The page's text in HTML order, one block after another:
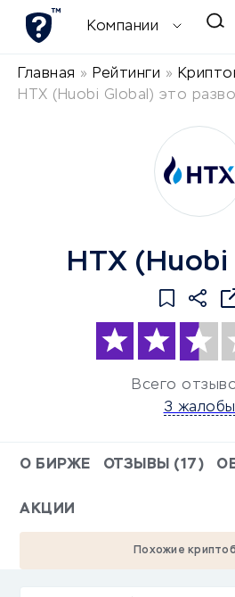
Компании
Главная » Рейтинги »
HTX (Huobi Global) это
HTX (Huobi
Всего
3 жалобы
О БИРЖЕ ОТЗЫВЫ (17)
АКЦИИ
Похожие